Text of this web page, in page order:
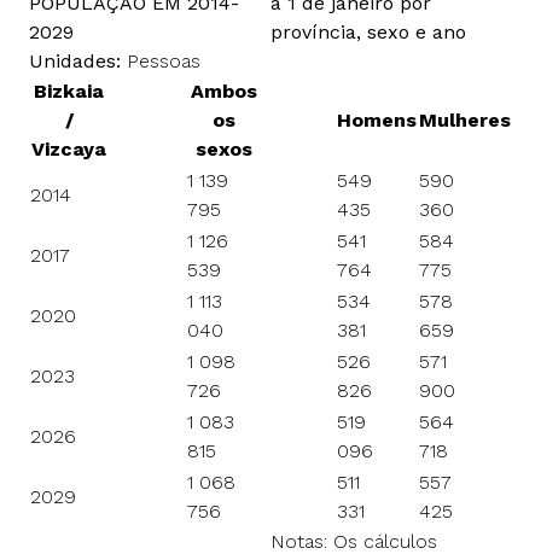
2029
província, sexo e ano
Unidades: Pessoas
Bizkaia
/
Vizcaya
Ambos
os
sexos
HomensMulheres
2014
1 139
795
549
435
590
360
2017
1 126
539
541
764
584
775
2020
1 113
040
534
381
578
659
2023
1 098
726
526
826
571
900
2026
1 083
815
519
096
564
718
2029
1 068
756
511
331
557
425
Notas: Os cálculos